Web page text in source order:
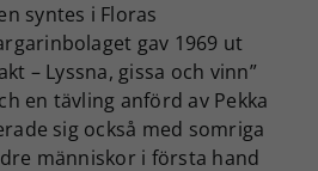
syntes i Floras
gav 1969 ut
– Lyssna, gissa och vinn”
en tävling anförd av Pekka
sig också med somriga
människor i första hand